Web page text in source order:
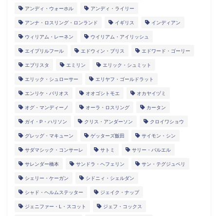
アンディ・ウォーホル アンディ・ライリー
アンナ・ロスリング・ロンランド イギリス インディアン
ウィリアム・レーネン ウイリアム・アイリッシュ
エイプリルフール エドウィン・ブリス エドワード・ゴーリー
エブリスタ エミリン エリック・シュミット
エリック・シュローサー エリヤフ・ゴールドラット
エンリケ・バリオス オオゴシトモエ オカヤイヅミ
オグ・マンディーノ オーラ・ロスリング カータン
ガイ・P・ハリソン クリス・アンダーソン クロイワショウ
グレッグ・マキューン ゲッターズ飯田 サイモン・シン
サダマシック・コンサーレ サトミ サリー・バルエル
サレンダー橋本 サンドラ・ヘフェリン サン・テグジュペリ
シェリー・ケーガン シドニィ・シェルダン
シャド・ヘルムステッター ジェイク・ナップ
ジェニファー・L・スコット ジェフ・コックス